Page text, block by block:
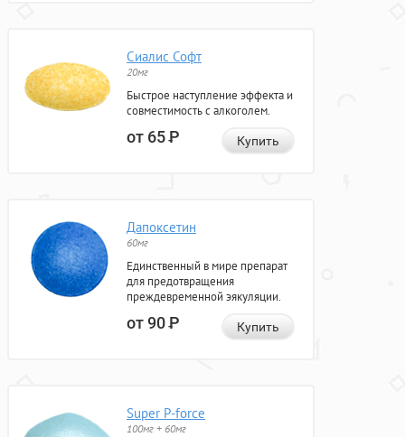
Сиалис Софт
20мг
Быстрое наступление эффекта и
совместимость с алкоголем.
от 65Р Купить
Дапоксетин
60мг
Единственный в мире препарат
для предотвращения
преждевременной эякуляции.
от 90Р Купить
Super P-force
100мг + 60мг